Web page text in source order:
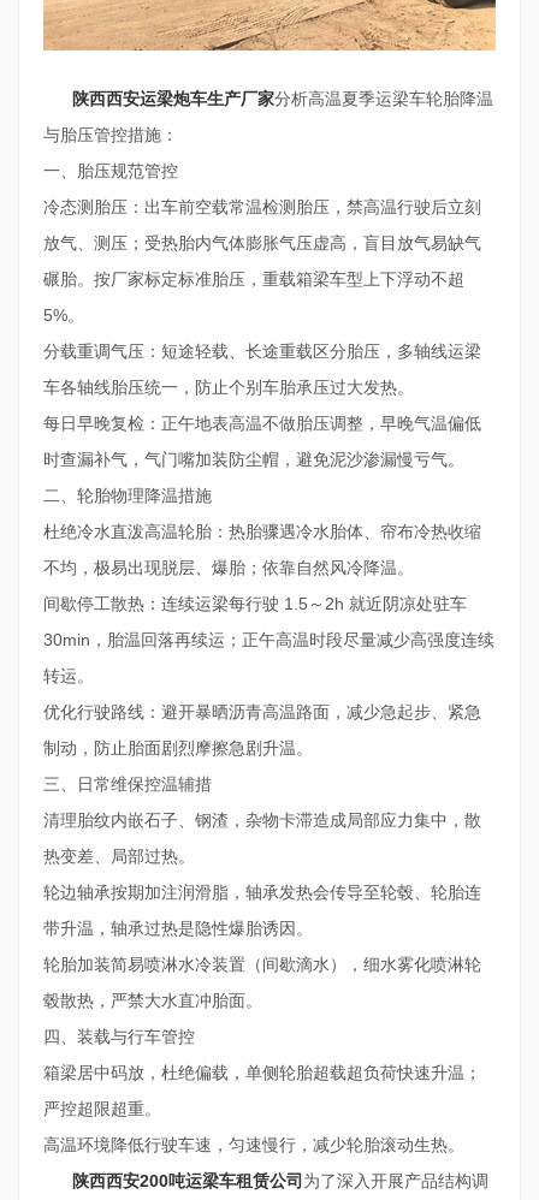
陕西西安运梁炮车生产厂家分析高温夏季运梁车轮胎降温
与胎压管控措施：
一、胎压规范管控
冷态测胎压：出车前空载常温检测胎压，禁高温行驶后立刻
放气、测压；受热胎内气体膨胀气压虚高，盲目放气易缺气
碾胎。按厂家标定标准胎压，重载箱梁车型上下浮动不超
5%。
分载重调气压：短途轻载、长途重载区分胎压，多轴线运梁
车各轴线胎压统一，防止个别车胎承压过大发热。
每日早晚复检：正午地表高温不做胎压调整，早晚气温偏低
时查漏补气，气门嘴加装防尘帽，避免泥沙渗漏慢亏气。
二、轮胎物理降温措施
杜绝冷水直泼高温轮胎：热胎骤遇冷水胎体、帘布冷热收缩
不均，极易出现脱层、爆胎；依靠自然风冷降温。
间歇停工散热：连续运梁每行驶 1.5～2h 就近阴凉处驻车
30min，胎温回落再续运；正午高温时段尽量减少高强度连续
转运。
优化行驶路线：避开暴晒沥青高温路面，减少急起步、紧急
制动，防止胎面剧烈摩擦急剧升温。
三、日常维保控温辅措
清理胎纹内嵌石子、钢渣，杂物卡滞造成局部应力集中，散
热变差、局部过热。
轮边轴承按期加注润滑脂，轴承发热会传导至轮毂、轮胎连
带升温，轴承过热是隐性爆胎诱因。
轮胎加装简易喷淋水冷装置（间歇滴水），细水雾化喷淋轮
毂散热，严禁大水直冲胎面。
四、装载与行车管控
箱梁居中码放，杜绝偏载，单侧轮胎超载超负荷快速升温；
严控超限超重。
高温环境降低行驶车速，匀速慢行，减少轮胎滚动生热。
陕西西安200吨运梁车租赁公司 为了深入开展产品结构调